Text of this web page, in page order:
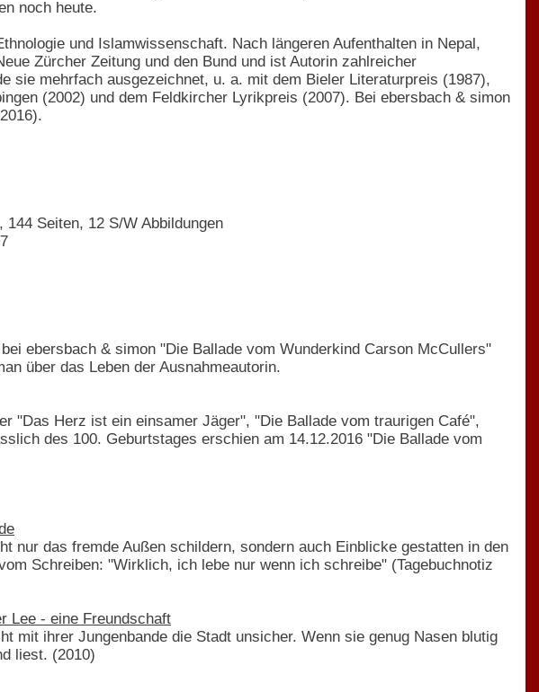
noch heute.
und Islamwissenschaft. Nach längeren Aufenthalten in Nepal,
Zürcher Zeitung und den Bund und ist Autorin zahlreicher
mehrfach ausgezeichnet, u. a. mit dem Bieler Literaturpreis (1987),
(2002) und dem Feldkircher Lyrikpreis (2007). Bei ebersbach & simon
Seiten, 12 S/W Abbildungen
ebersbach & simon "Die Ballade vom Wunderkind Carson McCullers"
über das Leben der Ausnahmeautorin.
"Das Herz ist ein einsamer Jäger", "Die Ballade vom traurigen Café",
des 100. Geburtstages erschien am 14.12.2016 "Die Ballade vom
nur das fremde Außen schildern, sondern auch Einblicke gestatten in den
Schreiben: "Wirklich, ich lebe nur wenn ich schreibe" (Tagebuchnotiz
Lee - eine Freundschaft
mit ihrer Jungenbande die Stadt unsicher. Wenn sie genug Nasen blutig
liest. (2010)